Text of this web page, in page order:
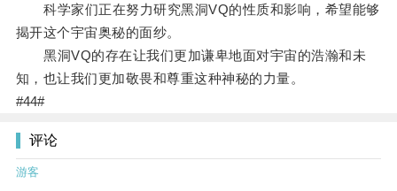
科学家们正在努力研究黑洞VQ的性质和影响，希望能够
揭开这个宇宙奥秘的面纱。
黑洞VQ的存在让我们更加谦卑地面对宇宙的浩瀚和未
知，也让我们更加敬畏和尊重这种神秘的力量。
#44#
评论
游客